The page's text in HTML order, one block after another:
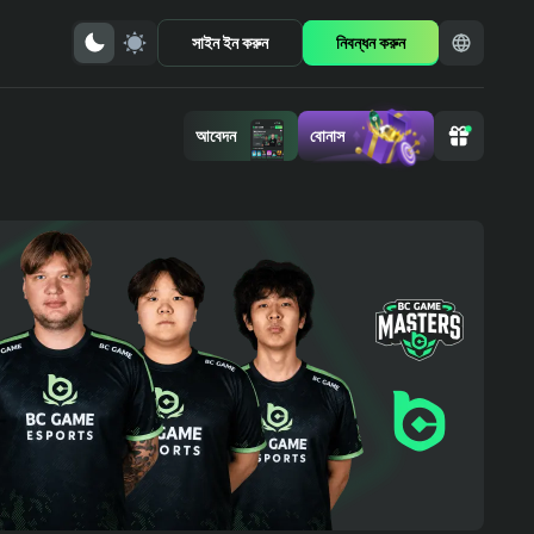
সাইন ইন করুন নিবন্ধন করুন
আবেদন বোনাস